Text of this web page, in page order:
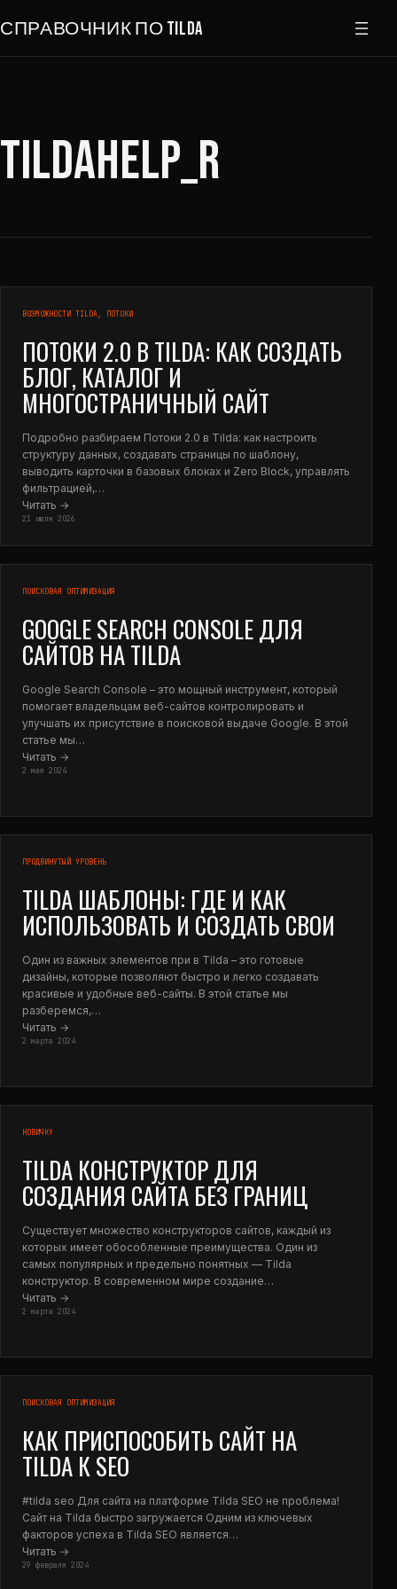
СПРАВОЧНИК ПО TILDA
TILDAHELP_R
ВОЗМОЖНОСТИ TILDA, ПОТОКИ
ПОТОКИ 2.0 В TILDA: КАК СОЗДАТЬ
БЛОГ, КАТАЛОГ И
МНОГОСТРАНИЧНЫЙ САЙТ
Подробно разбираем Потоки 2.0 в Tilda: как настроить
структуру данных, создавать страницы по шаблону,
выводить карточки в базовых блоках и Zero Block, управлять
фильтрацией,…
Читать →
21 июля 2026
ПОИСКОВАЯ ОПТИМИЗАЦИЯ
GOOGLE SEARCH CONSOLE ДЛЯ
САЙТОВ НА TILDA
Google Search Console – это мощный инструмент, который
помогает владельцам веб-сайтов контролировать и
улучшать их присутствие в поисковой выдаче Google. В этой
статье мы…
Читать →
2 мая 2024
ПРОДВИНУТЫЙ УРОВЕНЬ
TILDA ШАБЛОНЫ: ГДЕ И КАК
ИСПОЛЬЗОВАТЬ И СОЗДАТЬ СВОИ
Один из важных элементов при в Tilda – это готовые
дизайны, которые позволяют быстро и легко создавать
красивые и удобные веб-сайты. В этой статье мы
разберемся,…
Читать →
2 марта 2024
НОВИЧКУ
TILDA КОНСТРУКТОР ДЛЯ
СОЗДАНИЯ САЙТА БЕЗ ГРАНИЦ
Существует множество конструкторов сайтов, каждый из
которых имеет обособленные преимущества. Один из
самых популярных и предельно понятных — Tilda
конструктор. В современном мире создание…
Читать →
2 марта 2024
ПОИСКОВАЯ ОПТИМИЗАЦИЯ
КАК ПРИСПОСОБИТЬ САЙТ НА
TILDA К SEO
#tilda seo Для сайта на платформе Tilda SEO не проблема!
Сайт на Tilda быстро загружается Одним из ключевых
факторов успеха в Tilda SEO является…
Читать →
29 февраля 2024